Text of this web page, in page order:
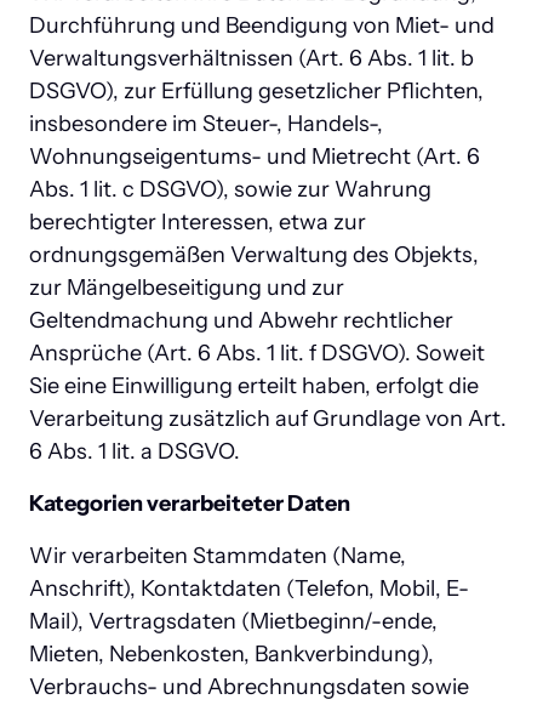
Durchführung und Beendigung von Miet- und
Verwaltungsverhältnissen (Art. 6 Abs. 1 lit. b
DSGVO), zur Erfüllung gesetzlicher Pflichten,
insbesondere im Steuer-, Handels-,
Wohnungseigentums- und Mietrecht (Art. 6
Abs. 1 lit. c DSGVO), sowie zur Wahrung
berechtigter Interessen, etwa zur
ordnungsgemäßen Verwaltung des Objekts,
zur Mängelbeseitigung und zur
Geltendmachung und Abwehr rechtlicher
Ansprüche (Art. 6 Abs. 1 lit. f DSGVO). Soweit
Sie eine Einwilligung erteilt haben, erfolgt die
Verarbeitung zusätzlich auf Grundlage von Art.
6 Abs. 1 lit. a DSGVO.
Kategorien verarbeiteter Daten
Wir verarbeiten Stammdaten (Name,
Anschrift), Kontaktdaten (Telefon, Mobil, E-
Mail), Vertragsdaten (Mietbeginn/-ende,
Mieten, Nebenkosten, Bankverbindung),
Verbrauchs- und Abrechnungsdaten sowie